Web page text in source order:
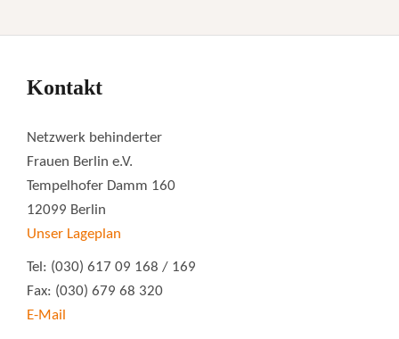
Kontakt
Netzwerk behinderter
Frauen Berlin e.V.
Tempelhofer Damm 160
12099 Berlin
Unser Lageplan
Tel: (030) 617 09 168 / 169
Fax: (030) 679 68 320
E-Mail